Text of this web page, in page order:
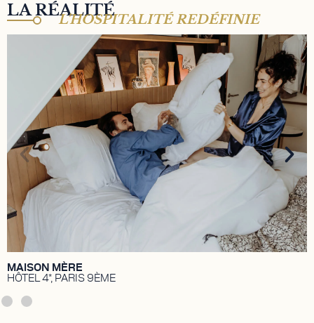
LA RÉALITÉ
L’HOSPITALITÉ REDÉFINIE
MAISON MÈRE HÔTEL 4*
Hôtel 4* niché en plein cœur du 9ème
arrondissement de Paris. Lieu de vie, bar à cocktail,
coworking café et ruche artistique. Propriété
détenue par TK investissements, détenue par Aziz
Temimi et Walid Temimi.
DÉCOUVRIR
MAISON MÈRE
HÔTEL 4*, PARIS 9ÈME